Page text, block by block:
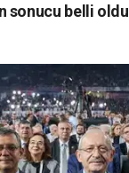
sonucu belli oldu